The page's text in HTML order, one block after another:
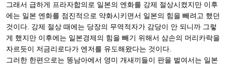
그래서 급하게 프라자합의로 일본의 엔화를 강제 절상시켰지만 이후
에는 일본 엔화를 점진적으로 약화시키면서 일본의 힘을 빼려고 했던
것이다. 강제 절상 때에는 당장의 무역적자가 감당이 안 되니까 그렇
게 했지만 이후에는 일본경제의 힘을 빼기 위해서 삼손의 머리카락을
자르듯이 저금리로다가 엔저를 유도해왔다는 것이다.
그러한 한편으로는 똥남아에서 영미 개새끼들이 판을 벌여서는 일본